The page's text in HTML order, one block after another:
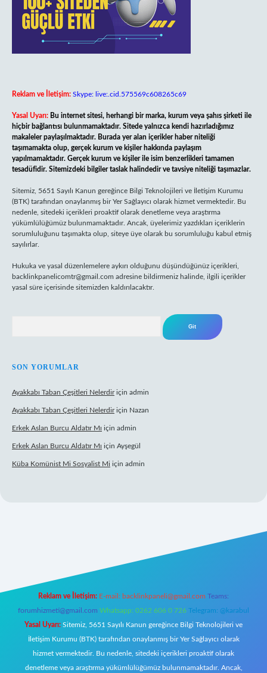
Reklam ve İletişim: Skype: live:.cid.575569c608265c69
Yasal Uyarı: Bu internet sitesi, herhangi bir marka, kurum veya şahıs şirketi ile
hiçbir bağlantısı bulunmamaktadır. Sitede yalnızca kendi hazırladığımız
makaleler paylaşılmaktadır. Burada yer alan içerikler haber niteliği
taşımamakta olup, gerçek kurum ve kişiler hakkında paylaşım
yapılmamaktadır. Gerçek kurum ve kişiler ile isim benzerlikleri tamamen
tesadüfidir. Sitemizdeki bilgiler taslak halindedir ve tavsiye niteliği taşımazlar.
Sitemiz, 5651 Sayılı Kanun gereğince Bilgi Teknolojileri ve İletişim Kurumu
(BTK) tarafından onaylanmış bir Yer Sağlayıcı olarak hizmet vermektedir. Bu
nedenle, sitedeki içerikleri proaktif olarak denetleme veya araştırma
yükümlülüğümüz bulunmamaktadır. Ancak, üyelerimiz yazdıkları içeriklerin
sorumluluğunu taşımakta olup, siteye üye olarak bu sorumluluğu kabul etmiş
sayılırlar.
Hukuka ve yasal düzenlemelere aykırı olduğunu düşündüğünüz içerikleri,
backlinkpanelicomtr@gmail.com adresine bildirmeniz halinde, ilgili içerikler
yasal süre içerisinde sitemizden kaldırılacaktır.
SON YORUMLAR
Ayakkabı Taban Çeşitleri Nelerdiriçin admin
Ayakkabı Taban Çeşitleri Nelerdiriçin Nazan
Erkek Aslan Burcu Aldatır Mı için admin
Erkek Aslan Burcu Aldatır Mı için Ayşegül
Küba Komünist Mi Sosyalist Mi için admin
Reklam ve İletişim: E-mail: backlinkpaneli@gmail.com Teams:
forumhizmeti@gmail.com Whatsapp: 0262 606 0 726 Telegram: @karabul
Yasal Uyarı: Sitemiz, 5651 Sayılı Kanun gereğince Bilgi Teknolojileri ve
İletişim Kurumu (BTK) tarafından onaylanmış bir Yer Sağlayıcı olarak
hizmet vermektedir. Bu nedenle, sitedeki içerikleri proaktif olarak
denetleme veya araştırma yükümlülüğümüz bulunmamaktadır. Ancak,